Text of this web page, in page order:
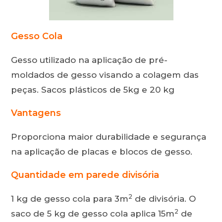
Gesso Cola
Gesso utilizado na aplicação de pré-
moldados de gesso visando a colagem das
peças. Sacos plásticos de 5kg e 20 kg
Vantagens
Proporciona maior durabilidade e segurança
na aplicação de placas e blocos de gesso.
Quantidade em parede divisória
1 kg de gesso cola para 3m2 de divisória. O
saco de 5 kg de gesso cola aplica 15m2 de